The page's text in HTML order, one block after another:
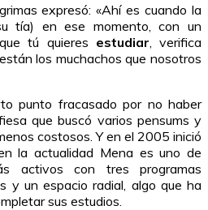
expresó: «Ahí es cuando la
tía) en ese momento, con un
tú quieres estudiar , verifica
los muchachos que nosotros
punto fracasado por no haber
que buscó varios pensums y
costosos. Y en el 2005 inició
la actualidad Mena es uno de
activos con tres programas
y un espacio radial, algo que ha
sus estudios.